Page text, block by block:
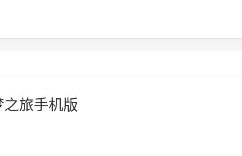
旅手机版